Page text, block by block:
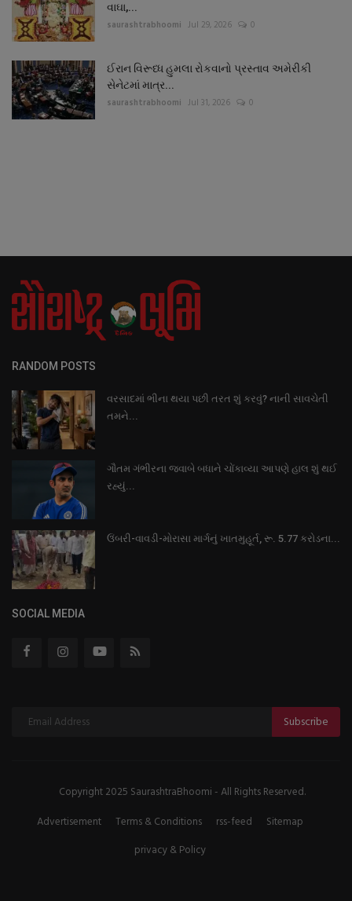
વાઘા,...
saurashtrabhoomi Jul 29, 2026 0
ઈરાન વિરૂધ્ધ હુમલા રોકવાનો પ્રસ્તાવ અમેરીકી
સેનેટમાં માત્ર...
saurashtrabhoomi Jul 31, 2026 0
RANDOM POSTS
વરસાદમાં ભીના થયા પછી તરત શું કરવું? નાની સાવચેતી
તમને...
ગૌતમ ગંભીરના જવાબે બધાને ચોંકાવ્યા આપણે હાલ શું થઈ
રહ્યું...
ઉંબરી-વાવડી-મોરાસા માર્ગનું ખાતમુહૂર્ત, રૂ. 5.77 કરોડના...
SOCIAL MEDIA
Subscribe
Copyright 2025 SaurashtraBhoomi - All Rights Reserved.
Advertisement
Terms & Conditions rss-feed
Sitemap
privacy & Policy